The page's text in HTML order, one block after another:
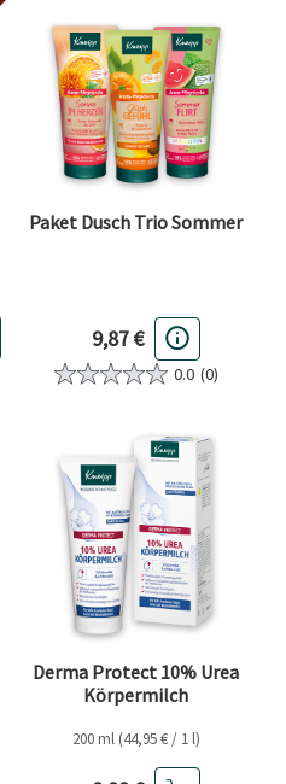
Paket Dusch Trio Sommer
9,87 €
0.0 (0)
Derma Protect 10% Urea
Körpermilch
200 ml (44,95 € / 1 l)